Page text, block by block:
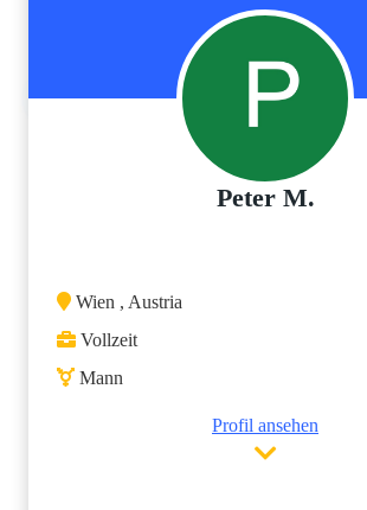
Peter M.
Wien , Austria
Vollzeit
Mann
Profil ansehen